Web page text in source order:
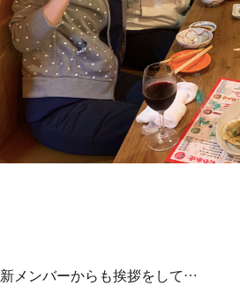
新メンバーからも挨拶をして…